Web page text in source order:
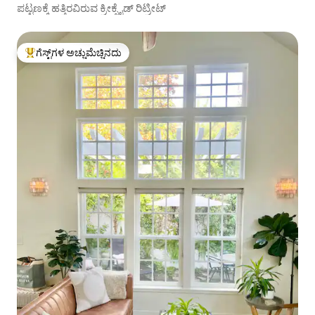
ಪಟ್ಟಣಕ್ಕೆ ಹತ್ತಿರವಿರುವ ಕ್ರೀಕ್ಸೈಡ್ ರಿಟ್ರೀಟ್
ಗೆಸ್ಟ್‌ಗಳಿಗೆ ಅತಿ ಹೆಚ್ಚು ಅಚ್ಚುಮೆಚ್ಚಿನದು
ಗೆಸ್ಟ್‌ಗಳ ಅಚ್ಚುಮೆಚ್ಚಿನದು